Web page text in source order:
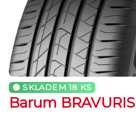
SKLADEM18 KS
Barum